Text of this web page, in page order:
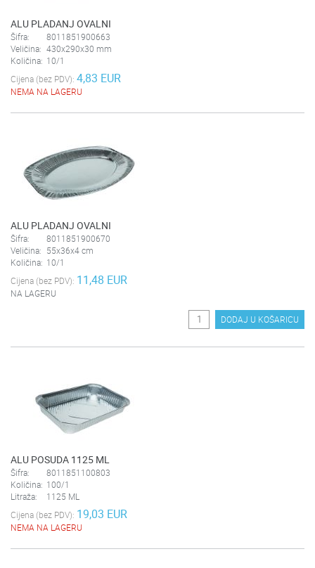
ALU PLADANJ OVALNI
Šifra:
8011851900663
Veličina: 430x290x30 mm
Količina: 10/1
Cijena (bez PDV): 4,83 EUR
NEMA NA LAGERU
ALU PLADANJ OVALNI
Šifra:
8011851900670
Veličina: 55x36x4 cm
Količina: 10/1
Cijena (bez PDV): 11,48 EUR
NA LAGERU
DODAJ U KOŠARICU
ALU POSUDA 1125 ML
Šifra:
8011851100803
Količina: 100/1
Litraža:
1125 ML
Cijena (bez PDV): 19,03 EUR
NEMA NA LAGERU